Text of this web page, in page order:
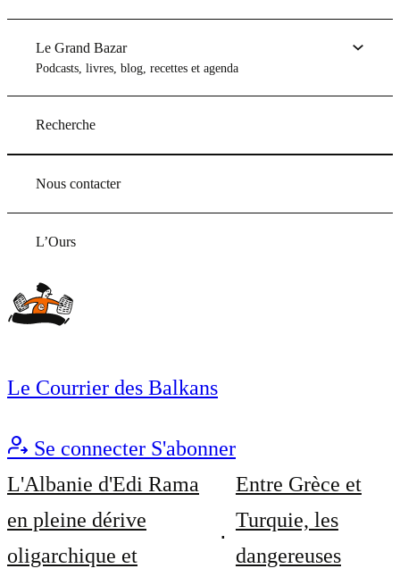
Le Grand Bazar
Podcasts, livres, blog, recettes et agenda
Recherche
Nous contacter
L’Ours
Le Courrier des Balkans
Se connecter S'abonner
L'Albanie d'Edi Rama
en pleine dérive
oligarchique et
Entre Grèce et
Turquie, les
dangereuses